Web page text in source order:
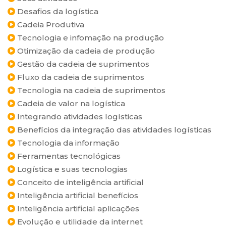
Desafios da logística
Cadeia Produtiva
Tecnologia e infomação na produção
Otimização da cadeia de produção
Gestão da cadeia de suprimentos
Fluxo da cadeia de suprimentos
Tecnologia na cadeia de suprimentos
Cadeia de valor na logística
Integrando atividades logísticas
Benefícios da integração das atividades logísticas
Tecnologia da informação
Ferramentas tecnológicas
Logística e suas tecnologias
Conceito de inteligência artificial
Inteligência artificial benefícios
Inteligência artificial aplicações
Evolução e utilidade da internet